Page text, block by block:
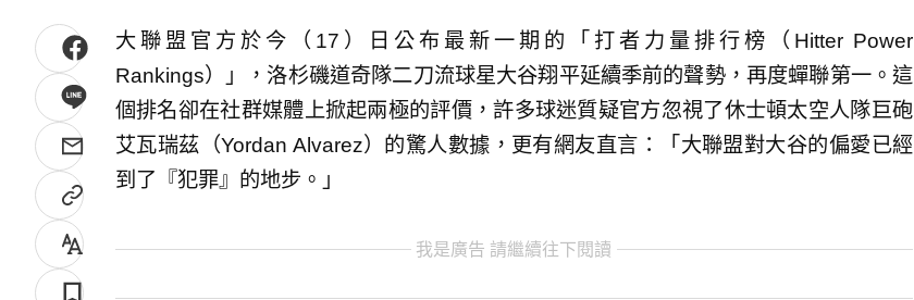
大聯盟官方於今（17）日公布最新一期的「打者力量排行榜（Hitter Power
Rankings）」，洛杉磯道奇隊二刀流球星大谷翔平延續季前的聲勢，再度蟬聯第一。這
個排名卻在社群媒體上掀起兩極的評價，許多球迷質疑官方忽視了休士頓太空人隊巨砲
艾瓦瑞茲（Yordan Alvarez）的驚人數據，更有網友直言：「大聯盟對大谷的偏愛已經
到了『犯罪』的地步。」
我是廣告 請繼續往下閱讀